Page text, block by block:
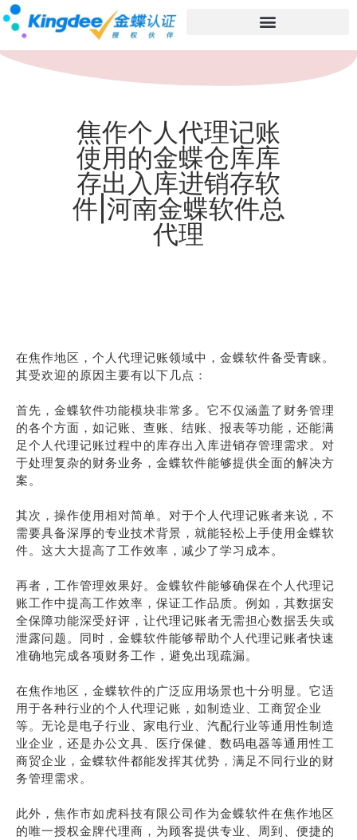
焦作个人代理记账
使用的金蝶仓库库
存出入库进销存软
件|河南金蝶软件总
代理
在焦作地区，个人代理记账领域中，金蝶软件备受青睐。
其受欢迎的原因主要有以下几点：
首先，金蝶软件功能模块非常多。它不仅涵盖了财务管理
的各个方面，如记账、查账、结账、报表等功能，还能满
足个人代理记账过程中的库存出入库进销存管理需求。对
于处理复杂的财务业务，金蝶软件能够提供全面的解决方
案。
其次，操作使用相对简单。对于个人代理记账者来说，不
需要具备深厚的专业技术背景，就能轻松上手使用金蝶软
件。这大大提高了工作效率，减少了学习成本。
再者，工作管理效果好。金蝶软件能够确保在个人代理记
账工作中提高工作效率，保证工作品质。例如，其数据安
全保障功能深受好评，让代理记账者无需担心数据丢失或
泄露问题。同时，金蝶软件能够帮助个人代理记账者快速
准确地完成各项财务工作，避免出现疏漏。
在焦作地区，金蝶软件的广泛应用场景也十分明显。它适
用于各种行业的个人代理记账，如制造业、工商贸企业
等。无论是电子行业、家电行业、汽配行业等通用性制造
业企业，还是办公文具、医疗保健、数码电器等通用性工
商贸企业，金蝶软件都能发挥其优势，满足不同行业的财
务管理需求。
此外，焦作市如虎科技有限公司作为金蝶软件在焦作地区
的唯一授权金牌代理商，为顾客提供专业、周到、便捷的